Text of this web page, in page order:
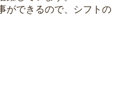
ができるので、シフトの